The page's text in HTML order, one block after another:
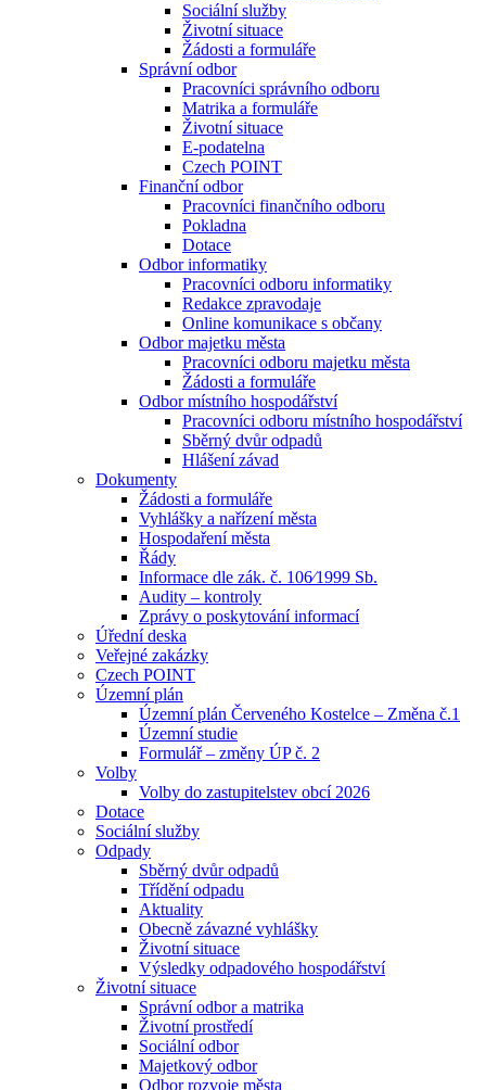
Sociální služby
Životní situace
Žádosti a formuláře
Správní odbor
Pracovníci správního odboru
Matrika a formuláře
Životní situace
E-podatelna
Czech POINT
Finanční odbor
Pracovníci finančního odboru
Pokladna
Dotace
Odbor informatiky
Pracovníci odboru informatiky
Redakce zpravodaje
Online komunikace s občany
Odbor majetku města
Pracovníci odboru majetku města
Žádosti a formuláře
Odbor místního hospodářství
Pracovníci odboru místního hospodářství
Sběrný dvůr odpadů
Hlášení závad
Dokumenty
Žádosti a formuláře
Vyhlášky a nařízení města
Hospodaření města
Řády
Informace dle zák. č. 106⁄1999 Sb.
Audity – kontroly
Zprávy o poskytování informací
Úřední deska
Veřejné zakázky
Czech POINT
Územní plán
Územní plán Červeného Kostelce – Změna č.1
Územní studie
Formulář – změny ÚP č. 2
Volby
Volby do zastupitelstev obcí 2026
Dotace
Sociální služby
Odpady
Sběrný dvůr odpadů
Třídění odpadu
Aktuality
Obecně závazné vyhlášky
Životní situace
Výsledky odpadového hospodářství
Životní situace
Správní odbor a matrika
Životní prostředí
Sociální odbor
Majetkový odbor
Odbor rozvoje města